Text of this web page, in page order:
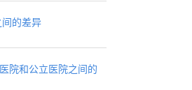
的差异
院和公立医院之间的